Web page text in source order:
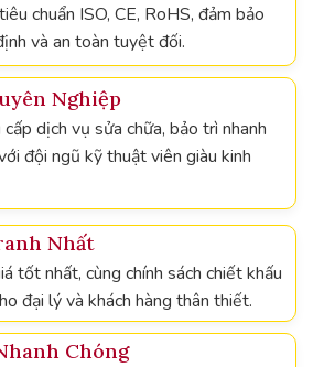
chuẩn ISO, CE, RoHS, đảm bảo
và an toàn tuyệt đối.
Nghiệp
dịch vụ sửa chữa, bảo trì nhanh
đội ngũ kỹ thuật viên giàu kinh
Nhất
tốt nhất, cùng chính sách chiết khấu
đại lý và khách hàng thân thiết.
Chóng